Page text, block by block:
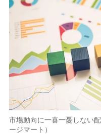
市場動向に一喜一憂しない
ージマート）